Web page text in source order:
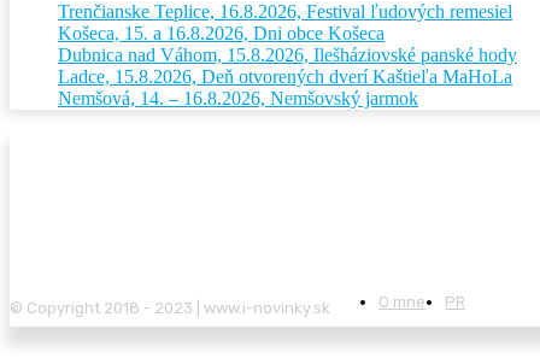
Trenčianske Teplice, 16.8.2026, Festival ľudových remesiel
Košeca, 15. a 16.8.2026, Dni obce Košeca
Dubnica nad Váhom, 15.8.2026, Ilešháziovské panské hody
Ladce, 15.8.2026, Deň otvorených dverí Kaštieľa MaHoLa
Nemšová, 14. – 16.8.2026, Nemšovský jarmok
© Copyright 2018 - 2023 | www.i-novinky.sk O mne PR